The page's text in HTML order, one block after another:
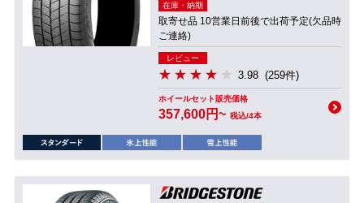
在庫・納期
取寄せ品 10営業日前後で出荷予定(欠品時
ご連絡)
レビュー
3.98 (259件)
ホイールセット販売価格
357,600円~ 税込/4本